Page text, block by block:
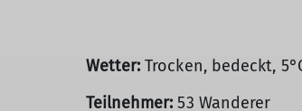
Wetter:Trocken, bedeckt,
Teilnehmer: 53 Wanderer